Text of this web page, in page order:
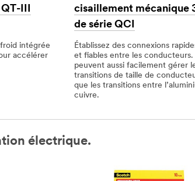
III
intégrée
accélérer
cisaillement mécanique
de série QCI
Établissez des connexions
et fiables entre les conducteurs.
peuvent aussi facilement gérer
transitions de taille de
que les transitions entre
cuivre.
électrique.